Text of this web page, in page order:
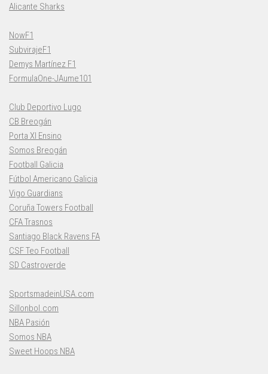
Alicante Sharks
NowF1
SubvirajeF1
Demys Martínez F1
FormulaOne-JAume101
Club Deportivo Lugo
CB Breogán
Porta XI Ensino
Somos Breogán
Football Galicia
Fútbol Americano Galicia
Vigo Guardians
Coruña Towers Football
CFA Trasnos
Santiago Black Ravens FA
CSF Teo Football
SD Castroverde
SportsmadeinUSA.com
Sillonbol.com
NBA Pasión
Somos NBA
Sweet Hoops NBA